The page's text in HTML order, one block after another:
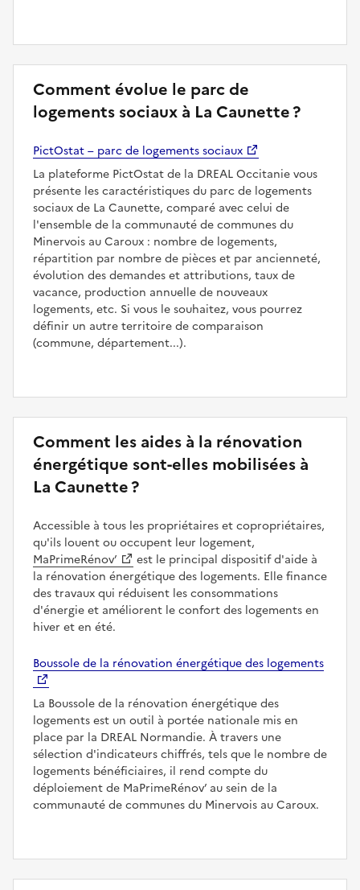
Comment évolue le parc de
logements sociaux à La Caunette ?
PictOstat – parc de logements sociaux
La plateforme PictOstat de la DREAL Occitanie vous
présente les caractéristiques du parc de logements
sociaux de La Caunette, comparé avec celui de
l'ensemble de la communauté de communes du
Minervois au Caroux : nombre de logements,
répartition par nombre de pièces et par ancienneté,
évolution des demandes et attributions, taux de
vacance, production annuelle de nouveaux
logements, etc. Si vous le souhaitez, vous pourrez
définir un autre territoire de comparaison
(commune, département...).
Comment les aides à la rénovation
énergétique sont-elles mobilisées à
La Caunette ?
Accessible à tous les propriétaires et copropriétaires,
qu'ils louent ou occupent leur logement,
MaPrimeRénov’
est le principal dispositif d'aide à
la rénovation énergétique des logements. Elle finance
des travaux qui réduisent les consommations
d'énergie et améliorent le confort des logements en
hiver et en été.
Boussole de la rénovation énergétique des logements
La Boussole de la rénovation énergétique des
logements est un outil à portée nationale mis en
place par la DREAL Normandie. À travers une
sélection d'indicateurs chiffrés, tels que le nombre de
logements bénéficiaires, il rend compte du
déploiement de MaPrimeRénov’ au sein de la
communauté de communes du Minervois au Caroux.